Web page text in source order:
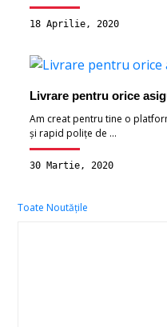
18 Aprilie, 2020
Livrare pentru orice
Am creat pentru tine o
și rapid polițe de ...
30 Martie, 2020
Toate Noutățile